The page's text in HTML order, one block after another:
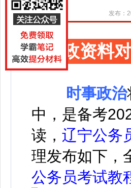
发布：
时政资料
时事政治
中，是备考
读， 辽宁公务
理发布如下，
公务员考试教